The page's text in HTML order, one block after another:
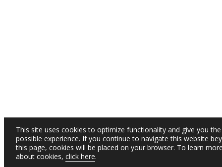
This site uses cookies to optimize functionality and give you
possible experience. If you continue to navigate this website
this page, cookies will be placed on your browser. To learn
about cookies, click here.